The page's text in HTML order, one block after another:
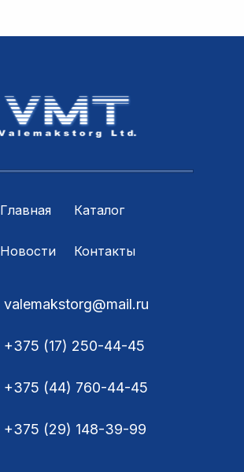
Главная Каталог
Новости Контакты
valemakstorg@mail.ru
+375 (17) 250-44-45
+375 (44) 760-44-45
+375 (29) 148-39-99